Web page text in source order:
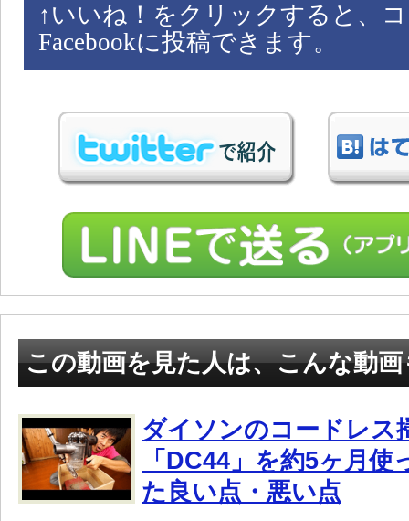
↑ いいね！をクリックすると、
Facebookに投稿できます。
この動画を見た人は、こんな動
ダイソンのコードレス
「DC44」を約5ヶ月
た良い点・悪い点